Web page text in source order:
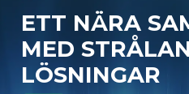
ETT NÄRA
MED
LÖSNINGAR